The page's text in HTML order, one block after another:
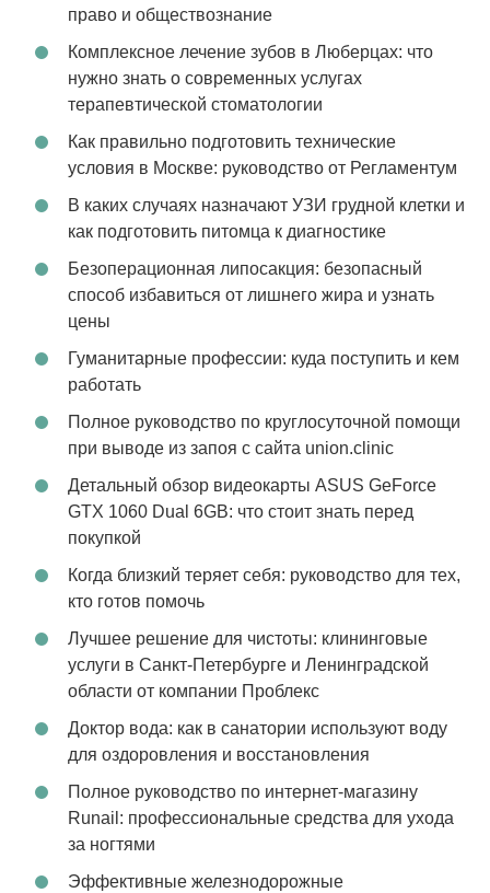
право и обществознание
Комплексное лечение зубов в Люберцах: что
нужно знать о современных услугах
терапевтической стоматологии
Как правильно подготовить технические
условия в Москве: руководство от Регламентум
В каких случаях назначают УЗИ грудной клетки и
как подготовить питомца к диагностике
Безоперационная липосакция: безопасный
способ избавиться от лишнего жира и узнать
цены
Гуманитарные профессии: куда поступить и кем
работать
Полное руководство по круглосуточной помощи
при выводе из запоя с сайта union.clinic
Детальный обзор видеокарты ASUS GeForce
GTX 1060 Dual 6GB: что стоит знать перед
покупкой
Когда близкий теряет себя: руководство для тех,
кто готов помочь
Лучшее решение для чистоты: клининговые
услуги в Санкт-Петербурге и Ленинградской
области от компании Проблекс
Доктор вода: как в санатории используют воду
для оздоровления и восстановления
Полное руководство по интернет-магазину
Runail: профессиональные средства для ухода
за ногтями
Эффективные железнодорожные